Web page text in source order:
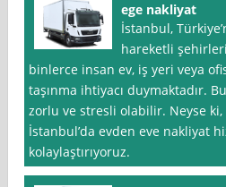
ege nakliyat
İstanbul,
hareketli
binlerce insan ev, iş yeri veya
taşınma ihtiyacı duymaktadır.
zorlu ve stresli olabilir. Neyse ki,
İstanbul’da evden eve nakliyat
kolaylaştırıyoruz.